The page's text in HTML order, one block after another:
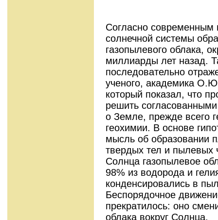
Согласно современным
солнечной системы
газопылевого облака,
миллиарды лет назад.
последовательно
ученого, академика
который показал, что
решить
о Земле, прежде всего
геохимии. В основе
мысль об образовании
твердых тел и пылевых
Солнца газопылевое
98% из водорода и
конденсировались в
Беспорядочное
прекратилось: оно
облака вокруг Солнца.